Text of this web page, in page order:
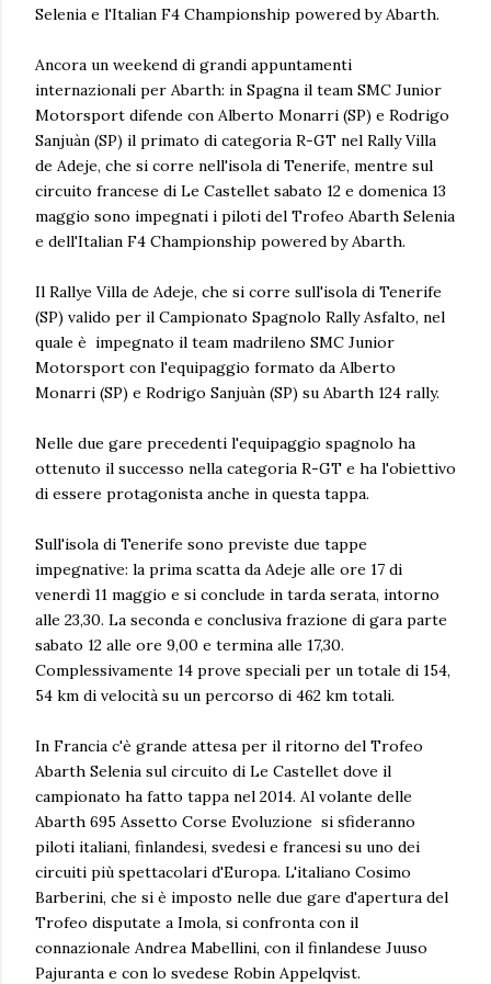
Selenia e l'Italian F4 Championship powered by Abarth.
Ancora un weekend di grandi appuntamenti
internazionali per Abarth: in Spagna il team SMC Junior
Motorsport difende con Alberto Monarri (SP) e Rodrigo
Sanjuàn (SP) il primato di categoria R-GT nel Rally Villa
de Adeje, che si corre nell'isola di Tenerife, mentre sul
circuito francese di Le Castellet sabato 12 e domenica 13
maggio sono impegnati i piloti del Trofeo Abarth Selenia
e dell'Italian F4 Championship powered by Abarth.
Il Rallye Villa de Adeje, che si corre sull'isola di Tenerife
(SP) valido per il Campionato Spagnolo Rally Asfalto, nel
quale è impegnato il team madrileno SMC Junior
Motorsport con l'equipaggio formato da Alberto
Monarri (SP) e Rodrigo Sanjuàn (SP) su Abarth 124 rally.
Nelle due gare precedenti l'equipaggio spagnolo ha
ottenuto il successo nella categoria R-GT e ha l'obiettivo
di essere protagonista anche in questa tappa.
Sull'isola di Tenerife sono previste due tappe
impegnative: la prima scatta da Adeje alle ore 17 di
venerdì 11 maggio e si conclude in tarda serata, intorno
alle 23,30. La seconda e conclusiva frazione di gara parte
sabato 12 alle ore 9,00 e termina alle 17,30.
Complessivamente 14 prove speciali per un totale di 154,
54 km di velocità su un percorso di 462 km totali.
In Francia c'è grande attesa per il ritorno del Trofeo
Abarth Selenia sul circuito di Le Castellet dove il
campionato ha fatto tappa nel 2014. Al volante delle
Abarth 695 Assetto Corse Evoluzione si sfideranno
piloti italiani, finlandesi, svedesi e francesi su uno dei
circuiti più spettacolari d'Europa. L'italiano Cosimo
Barberini, che si è imposto nelle due gare d'apertura del
Trofeo disputate a Imola, si confronta con il
connazionale Andrea Mabellini, con il finlandese Juuso
Pajuranta e con lo svedese Robin Appelqvist.